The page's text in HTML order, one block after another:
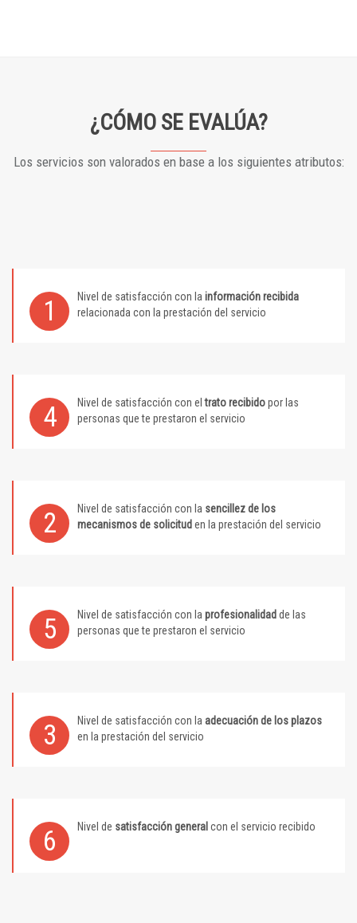
¿CÓMO SE EVALÚA?
Los servicios son valorados en base a los siguientes atributos:
1 Nivel de satisfacción con la información recibida
relacionada con la prestación del servicio
4 Nivel de satisfacción con eltrato recibidopor las
personas que te prestaron el servicio
2 Nivel de satisfacción con la sencillez de los
mecanismos de solicitud en la prestación del servicio
5 Nivel de satisfacción con la profesionalidad de las
personas que te prestaron el servicio
3 Nivel de satisfacción con la adecuación de los plazos
en la prestación del servicio
6 Nivel de satisfacción general con el servicio recibido